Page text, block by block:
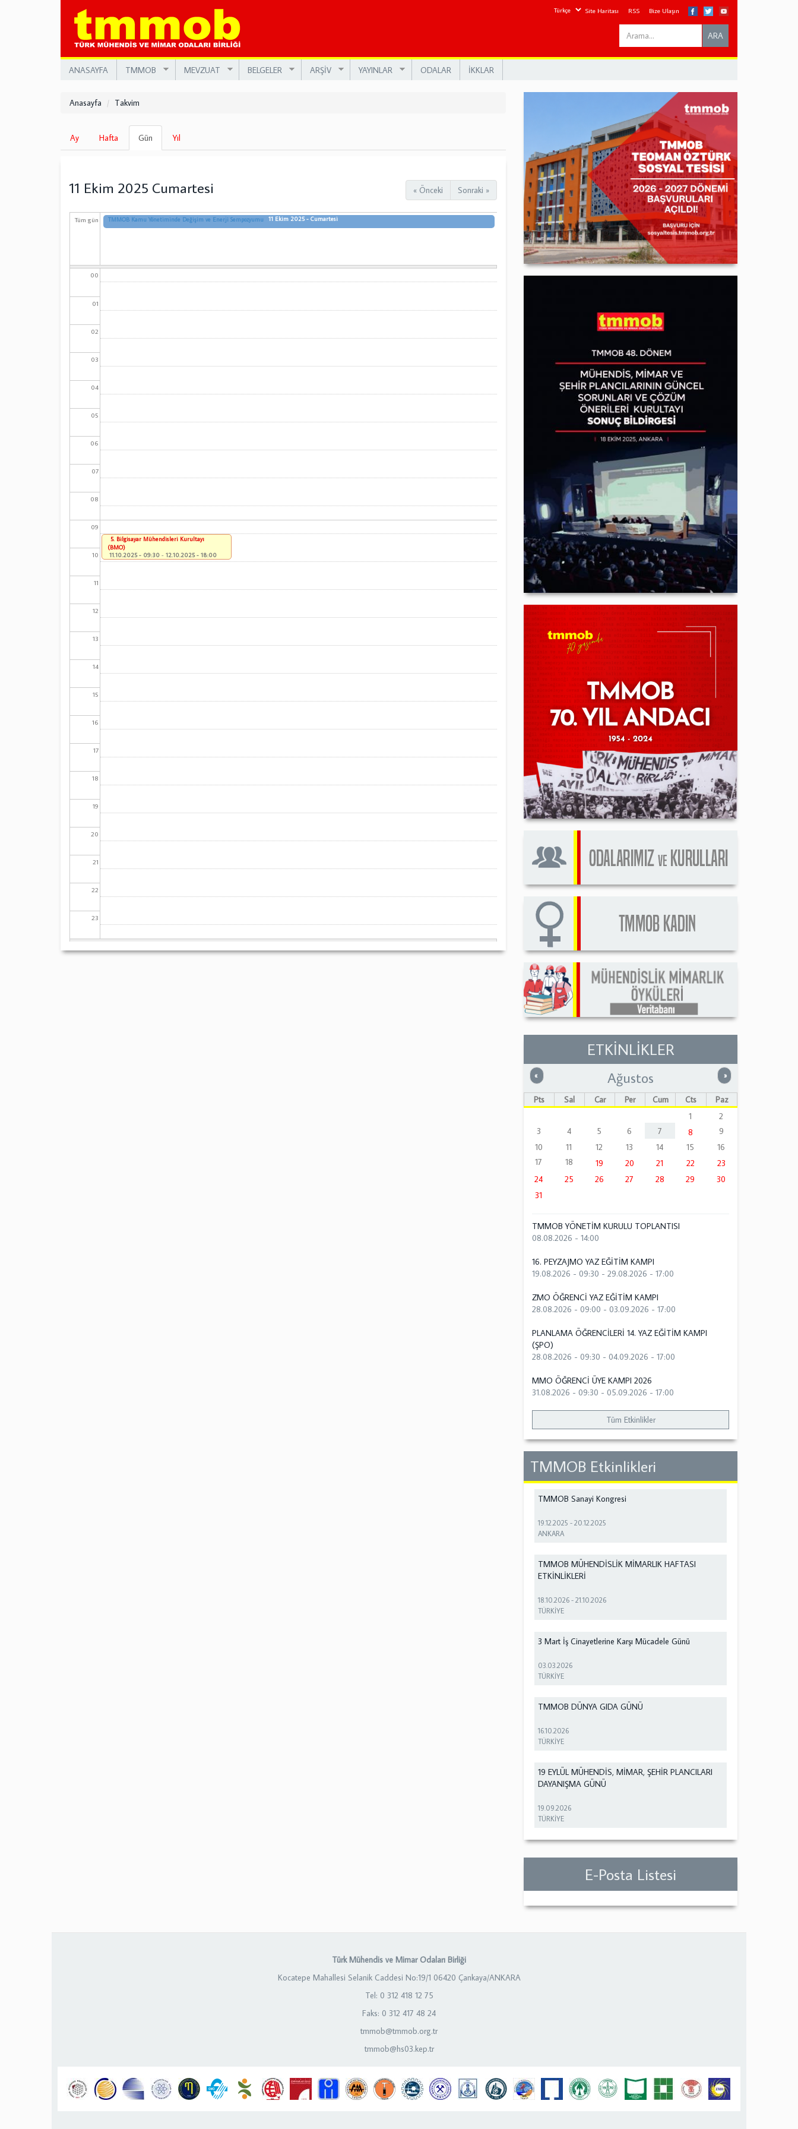
Site Haritası RSS Bize Ulaşın
Search
this
ARA
ANASAYFA TMMOB MEVZUAT BELGELER ARŞİV YAYINLAR ODALAR İKKLAR
Anasayfa Takvim
Birincil
sekmeler
Ay Hafta Gün
sekme)
Yıl
« Önceki Sonraki »
11 Ekim 2025 Cumartesi
Tüm gün TMMOB Kamu Yönetiminde Değişim ve Enerji Sempozyumu 11 Ekim 2025 - Cumartesi
00
01
02
03
04
05
06
07
08
09
10
11
12
13
14
15
16
17
18
19
20
21
22
23
5. Bilgisayar Mühendisleri Kurultayı
(BMO)
11.10.2025 - 09:30 - 12.10.2025 - 18:00
ETKİNLİKLER
« Önceki »Sonraki
Ağustos
Pts Sal Çar Per Cum Cts
Paz
1
2
3
4 5 6 7 8
9
10
11 12 13 14 15
16
17
18 19 20 21 22
23
24
25 26 27 28 29
30
31
TMMOB YÖNETİM KURULU TOPLANTISI
08.08.2026 - 14:00
16. PEYZAJMO YAZ EĞİTİM KAMPI
19.08.2026 - 09:30 -29.08.2026 - 17:00
ZMO ÖĞRENCİ YAZ EĞİTİM KAMPI
28.08.2026 - 09:00 -03.09.2026 - 17:00
PLANLAMA ÖĞRENCİLERİ 14. YAZ EĞİTİM KAMPI
(ŞPO)
28.08.2026 - 09:30 -04.09.2026 - 17:00
MMO ÖĞRENCİ ÜYE KAMPI 2026
31.08.2026 - 09:30 -05.09.2026 - 17:00
Tüm Etkinlikler
TMMOB Etkinlikleri
TMMOB Sanayi Kongresi
19.12.2025 -20.12.2025
ANKARA
TMMOB MÜHENDİSLİK MİMARLIK HAFTASI
ETKİNLİKLERİ
18.10.2026 -21.10.2026
TÜRKİYE
3 Mart İş Cinayetlerine Karşı Mücadele Günü
03.03.2026
TÜRKİYE
TMMOB DÜNYA GIDA GÜNÜ
16.10.2026
TÜRKİYE
19 EYLÜL MÜHENDİS, MİMAR, ŞEHİR PLANCILARI
DAYANIŞMA GÜNÜ
19.09.2026
TÜRKİYE
E-Posta Listesi
Türk Mühendis ve Mimar Odaları Birliği
Kocatepe Mahallesi Selanik Caddesi No:19/1 06420 Çankaya/ANKARA
Tel: 0 312 418 12 75
Faks: 0 312 417 48 24
tmmob@tmmob.org.tr
tmmob@hs03.kep.tr